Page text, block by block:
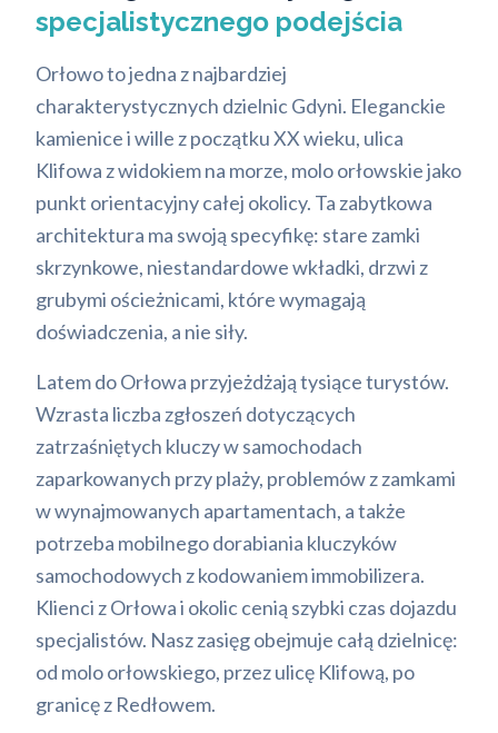
specjalistycznego podejścia
Orłowo to jedna z najbardziej
charakterystycznych dzielnic Gdyni. Eleganckie
kamienice i wille z początku XX wieku, ulica
Klifowa z widokiem na morze, molo orłowskie jako
punkt orientacyjny całej okolicy. Ta zabytkowa
architektura ma swoją specyfikę: stare zamki
skrzynkowe, niestandardowe wkładki, drzwi z
grubymi ościeżnicami, które wymagają
doświadczenia, a nie siły.
Latem do Orłowa przyjeżdżają tysiące turystów.
Wzrasta liczba zgłoszeń dotyczących
zatrzaśniętych kluczy w samochodach
zaparkowanych przy plaży, problemów z zamkami
w wynajmowanych apartamentach, a także
potrzeba mobilnego dorabiania kluczyków
samochodowych z kodowaniem immobilizera.
Klienci z Orłowa i okolic cenią szybki czas dojazdu
specjalistów. Nasz zasięg obejmuje całą dzielnicę:
od molo orłowskiego, przez ulicę Klifową, po
granicę z Redłowem.